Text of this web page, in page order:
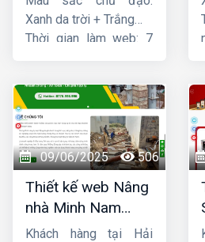
Xanh da trời + Trắng
Thời gian làm web: 7
09/06/2025 506
Thiết kế web Nâng
nhà Minh Nam
Hoàng
Khách hàng tại Hải